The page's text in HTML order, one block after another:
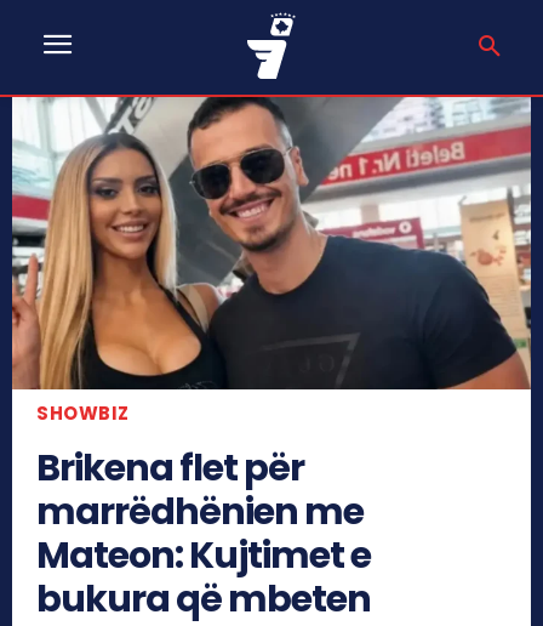
SHOWBIZ
Brikena flet për
marrëdhënien me
Mateon: Kujtimet e
bukura që mbeten